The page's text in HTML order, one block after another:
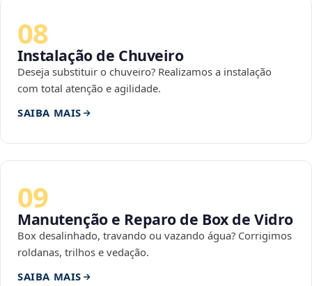
08
Instalação de Chuveiro
Deseja substituir o chuveiro? Realizamos a instalação
com total atenção e agilidade.
SAIBA MAIS
09
Manutenção e Reparo de Box de Vidro
Box desalinhado, travando ou vazando água? Corrigimos
roldanas, trilhos e vedação.
SAIBA MAIS